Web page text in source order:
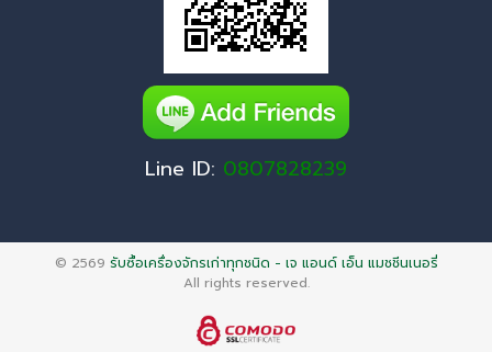
Line ID: 0807828239
© 2569 รับซื้อเครื่องจักรเก่าทุกชนิด - เจ แอนด์ เอ็น แมชชีนเนอรี่
All rights reserved.